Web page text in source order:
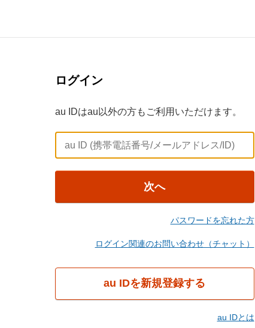
ログイン
au IDはau以外の方もご利用いただけます。
次へ
パスワードを忘れた方
ログイン関連のお問い合わせ（チャット）
au IDを新規登録する
au IDとは